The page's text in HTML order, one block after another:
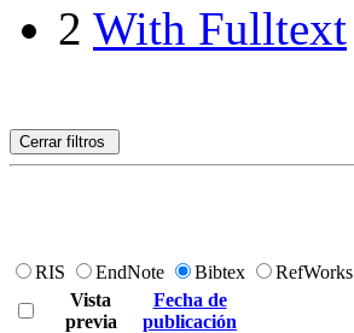
2 With Fulltext
Cerrar filtros
RIS EndNote Bibtex RefWorks
Vista
previa
Fecha de
publicación